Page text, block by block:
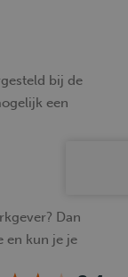
bij de
een
Dan
en kun je je